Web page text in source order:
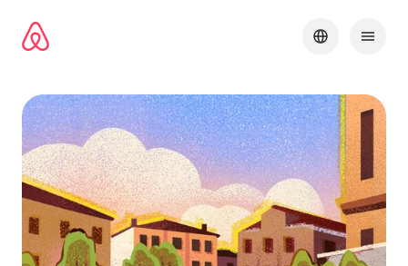
contenido